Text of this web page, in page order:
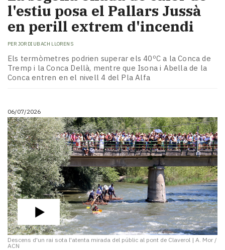
l'estiu posa el Pallars Jussà
en perill extrem d'incendi
PER JORDI UBACH LLORENS
Els termòmetres podrien superar els 40ºC a la Conca de
Tremp i la Conca Dellà, mentre que Isona i Abella de la
Conca entren en el nivell 4 del Pla Alfa
06/07/2026
Descens d'un rai sota l'atenta mirada del públic al pont de Claverol | A. Mor /
ACN